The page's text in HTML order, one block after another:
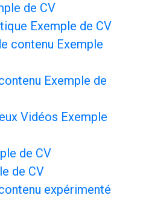
de CV
Exemple de CV
contenu Exemple
Exemple de
Vidéos Exemple
de CV
de CV
expérimenté